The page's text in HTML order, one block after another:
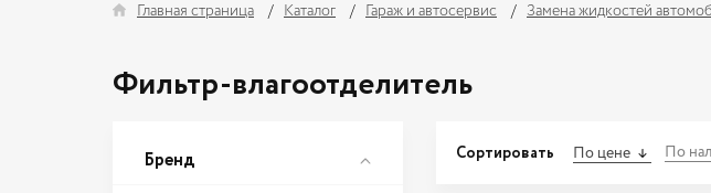
Главная страница Каталог Гараж и автосервис Замена жидкостей
Фильтр-влагоотделитель
Бренд Сортировать По цене По